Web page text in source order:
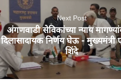
Next Post
अंगणवाडी सेविकांच्या न्याय
दिलासादायक निर्णय घेऊ - मुख्यमंत्री
शिंदे